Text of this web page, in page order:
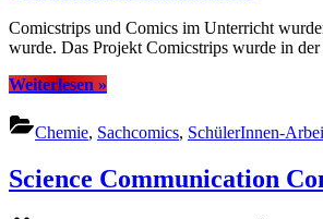
Comicstrips und Comics im Unterricht
wurde. Das Projekt Comicstrips wurde in
Weiterlesen “Sachcomics
Chemieunterricht”
»
Chemie, Sachcomics, SchülerInnen-
Science Communication